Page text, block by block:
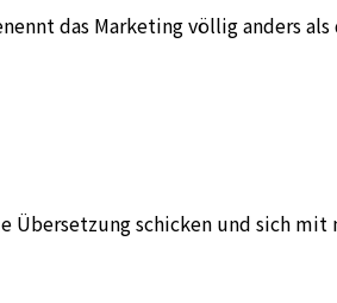
das Marketing völlig anders
schicken und sich